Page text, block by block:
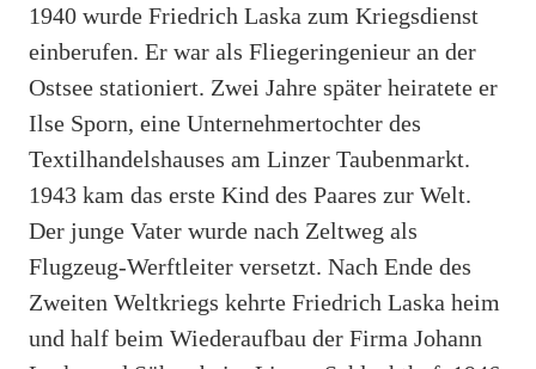
1940 wurde Friedrich Laska zum Kriegsdienst
einberufen. Er war als Fliegeringenieur an der
Ostsee stationiert. Zwei Jahre später heiratete er
Ilse Sporn, eine Unternehmertochter des
Textilhandelshauses am Linzer Taubenmarkt.
1943 kam das erste Kind des Paares zur Welt.
Der junge Vater wurde nach Zeltweg als
Flugzeug-Werftleiter versetzt. Nach Ende des
Zweiten Weltkriegs kehrte Friedrich Laska heim
und half beim Wiederaufbau der Firma Johann